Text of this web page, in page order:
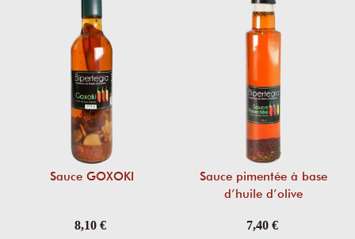
Sauce GOXOKI
8,10 €
Sauce pimentée à base
d’huile d’olive
7,40 €